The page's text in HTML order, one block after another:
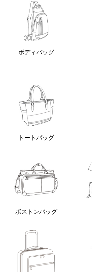
ボディバッグ
トートバッグ
ボストンバッグ